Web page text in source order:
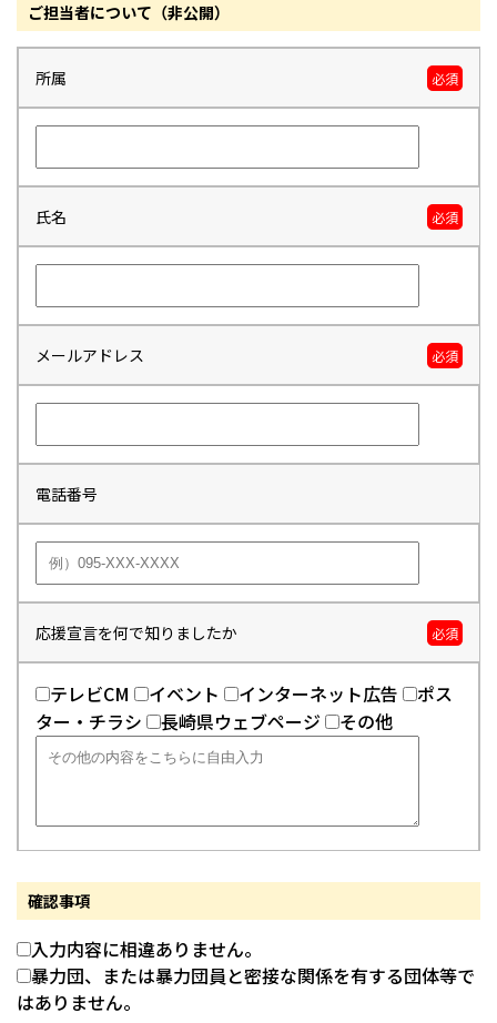
ご担当者について（非公開）
所属 必須
氏名 必須
メールアドレス 必須
電話番号
応援宣言を何で知りましたか 必須
テレビCM イベント インターネット広告
ポス
ター・チラシ
長崎県ウェブページ その他
確認事項
入力内容に相違ありません。
暴力団、または暴力団員と密接な関係を有する団体等で
はありません。